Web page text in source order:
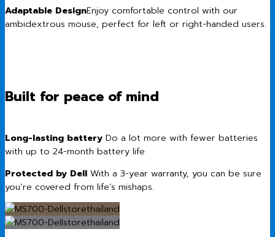
Adaptable DesignEnjoy comfortable control with our
ambidextrous mouse, perfect for left or right-handed users.
Built for peace of mind
Long-lasting battery Do a lot more with fewer batteries
with up to 24-month battery life
Protected by Dell With a 3-year warranty, you can be sure
you’re covered from life’s mishaps.